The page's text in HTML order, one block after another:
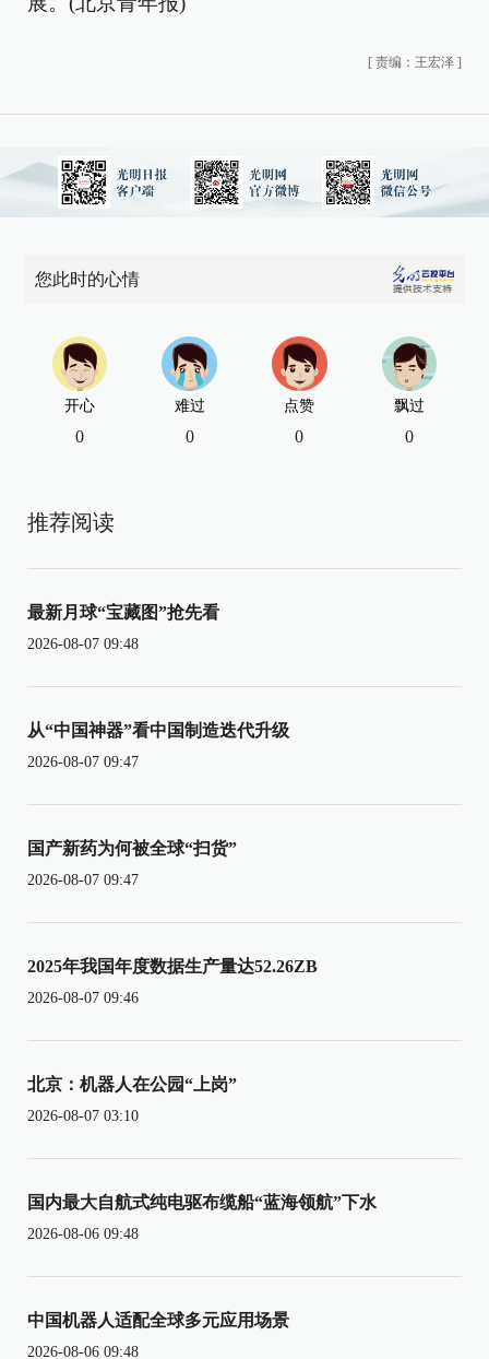
[ 责编：王宏泽 ]
您此时的心情
开心
0
难过
0
点赞
0
飘过
0
推荐阅读
最新月球“宝藏图”抢先看
2026-08-07 09:48
从“中国神器”看中国制造迭代升级
2026-08-07 09:47
国产新药为何被全球“扫货”
2026-08-07 09:47
2025年我国年度数据生产量达52.26ZB
2026-08-07 09:46
北京：机器人在公园“上岗”
2026-08-07 03:10
国内最大自航式纯电驱布缆船“蓝海领航”下水
2026-08-06 09:48
中国机器人适配全球多元应用场景
2026-08-06 09:48